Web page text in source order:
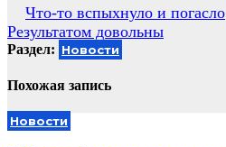
Навигация
по
записям
Что-то вспыхнуло и погасло
Результатом довольны
Раздел: Новости
Похожая запись
Новости